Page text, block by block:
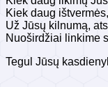
Kiek daug
Už Jūsų kilnumą,
Nuoširdžiai linkime
Tegul Jūsų